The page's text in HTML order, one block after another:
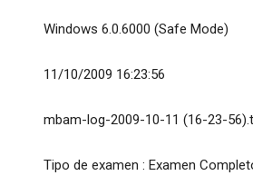
Windows 6.0.6000 (Safe Mode)
11/10/2009 16:23:56
mbam-log-2009-10-11 (16-23-
Tipo de examen : Examen